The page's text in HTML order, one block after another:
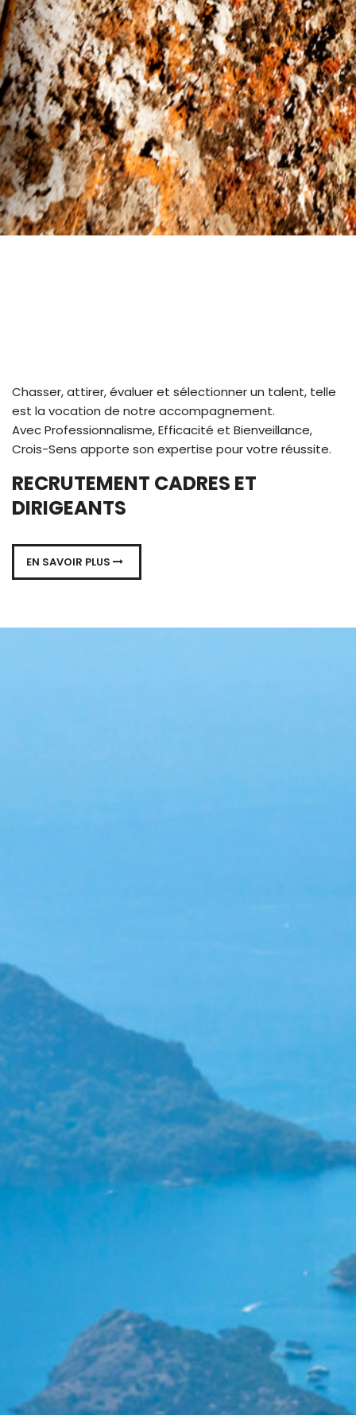
Chasser, attirer, évaluer et sélectionner un talent, telle
est la vocation de notre accompagnement.
Avec Professionnalisme, Efficacité et Bienveillance,
Crois-Sens apporte son expertise pour votre réussite.
RECRUTEMENT CADRES ET
DIRIGEANTS
EN SAVOIR PLUS